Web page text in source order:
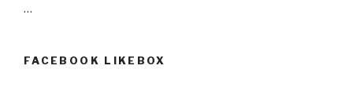
…
FACEBOOK LIKEBOX